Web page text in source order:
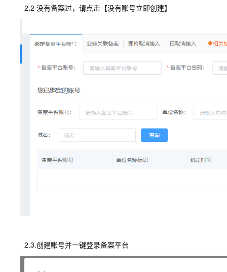
2.2 没有备案过，请点击【没有账号立即创建】
2.3.创建账号并一键登录备案平台